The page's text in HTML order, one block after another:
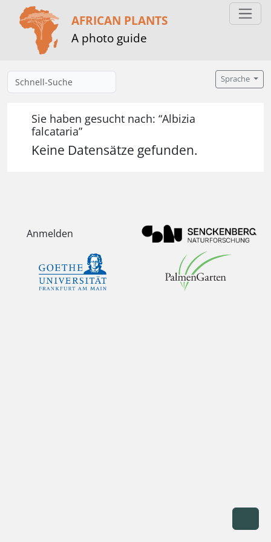
AFRICAN PLANTS
A photo guide
Sprache
Sie haben gesucht nach: “Albizia
falcataria”
Keine Datensätze gefunden.
Anmelden